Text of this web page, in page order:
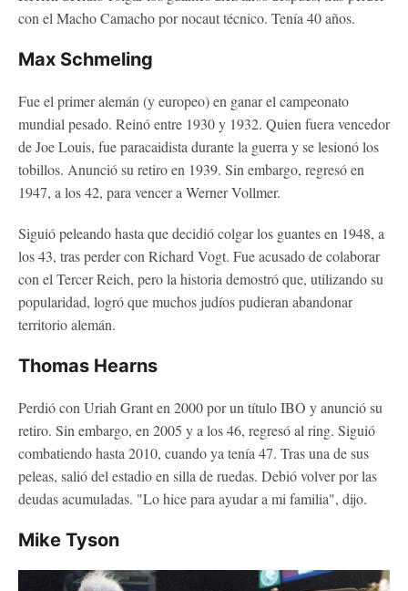
con el Macho Camacho por nocaut técnico. Tenía 40 años.
Max Schmeling
Fue el primer alemán (y europeo) en ganar el campeonato
mundial pesado. Reinó entre 1930 y 1932. Quien fuera vencedor
de Joe Louis, fue paracaidista durante la guerra y se lesionó los
tobillos. Anunció su retiro en 1939. Sin embargo, regresó en
1947, a los 42, para vencer a Werner Vollmer.
Siguió peleando hasta que decidió colgar los guantes en 1948, a
los 43, tras perder con Richard Vogt. Fue acusado de colaborar
con el Tercer Reich, pero la historia demostró que, utilizando su
popularidad, logró que muchos judíos pudieran abandonar
territorio alemán.
Thomas Hearns
Perdió con Uriah Grant en 2000 por un título IBO y anunció su
retiro. Sin embargo, en 2005 y a los 46, regresó al ring. Siguió
combatiendo hasta 2010, cuando ya tenía 47. Tras una de sus
peleas, salió del estadio en silla de ruedas. Debió volver por las
deudas acumuladas. "Lo hice para ayudar a mi familia", dijo.
Mike Tyson